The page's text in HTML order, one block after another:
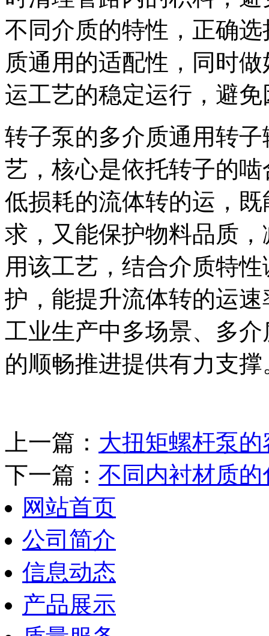
不同介质的特性，正确
质通用的适配性，同时
运工艺的稳定运行，避
转子泵的多介质通用转
艺，核心是依托转子的
低损耗的流体转的运，
求，又能保护物料品质
用该工艺，结合介质特
护，能提升流体转的运
工业生产中多场景、多
的顺畅推进提供有力支撑
上一篇： 大扭矩螺杆泵
下一篇： 不同内衬材质
网站首页
公司简介
信息动态
产品展示